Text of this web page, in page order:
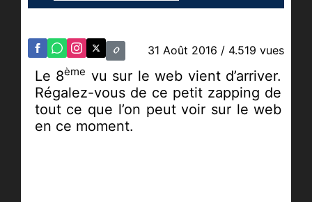
31 Août 2016 / 4.519 vues
Le 8ème vu sur le web vient d’arriver.
Régalez-vous de ce petit zapping de
tout ce que l’on peut voir sur le web
en ce moment.